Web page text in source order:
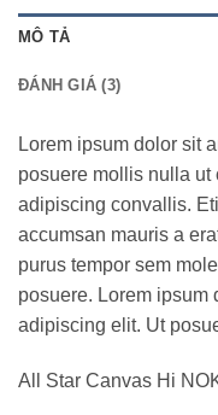
MÔ TẢ
ĐÁNH GIÁ (3)
Lorem ipsum dolor sit
posuere mollis nulla ut
adipiscing convallis.
accumsan mauris a
purus tempor sem
posuere. Lorem ipsum
adipiscing elit. Ut
All Star Canvas Hi